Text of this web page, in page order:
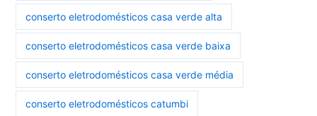
conserto eletrodomésticos casa verde alta
conserto eletrodomésticos casa verde baixa
conserto eletrodomésticos casa verde média
conserto eletrodomésticos catumbi